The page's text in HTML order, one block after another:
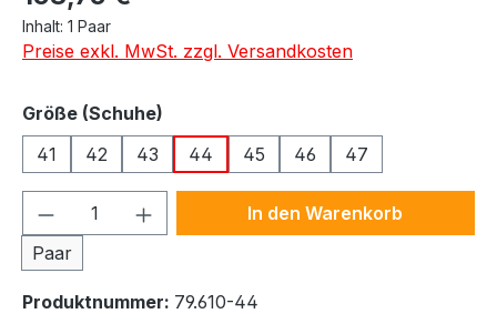
Inhalt: 1 Paar
Preise exkl. MwSt. zzgl. Versandkosten
Größe (Schuhe)
41
42 43 44 45 46 47
Produkt Anzahl: Gib den
Paar
In den Warenkorb
Produktnummer: 79.610-44